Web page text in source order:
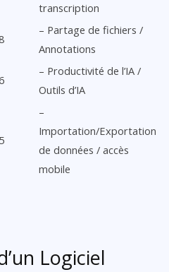
transcription
– Partage de fichiers /
Annotations
– Productivité de l’IA /
Outils d’IA
–
Importation/Exportation
de données / accès
mobile
Logiciel